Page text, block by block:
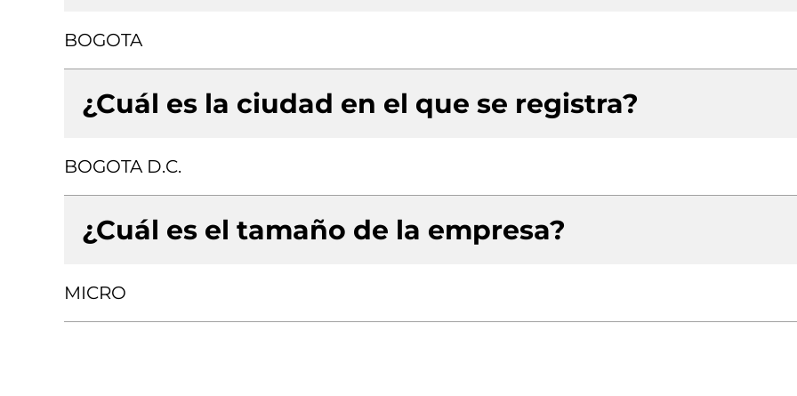
BOGOTA
¿Cuál es la ciudad en el que se registra?
BOGOTA D.C.
¿Cuál es el tamaño de la empresa?
MICRO